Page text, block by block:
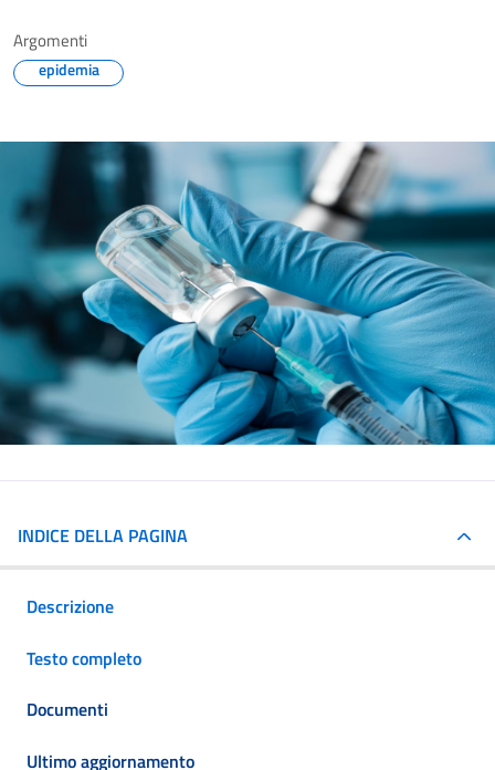
Argomenti
epidemia
INDICE DELLA PAGINA
Descrizione
Testo completo
Documenti
Ultimo aggiornamento